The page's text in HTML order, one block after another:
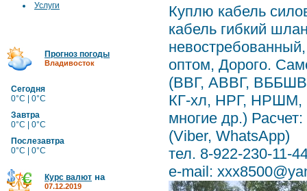
Услуги
Прогноз погоды
Владивосток
Сегодня
0°C | 0°C
Завтра
0°C | 0°C
Послезавтра
0°C | 0°C
Курс валют на
07.12.2019
Куплю кабель
кабель гибкий
оптом, Дорого.
(ВВГ, АВВГ,
КГ-хл, НРГ,
многие др.)
(Viber, WhatsApp)
тел. 8-922-230-11-
e-mail: